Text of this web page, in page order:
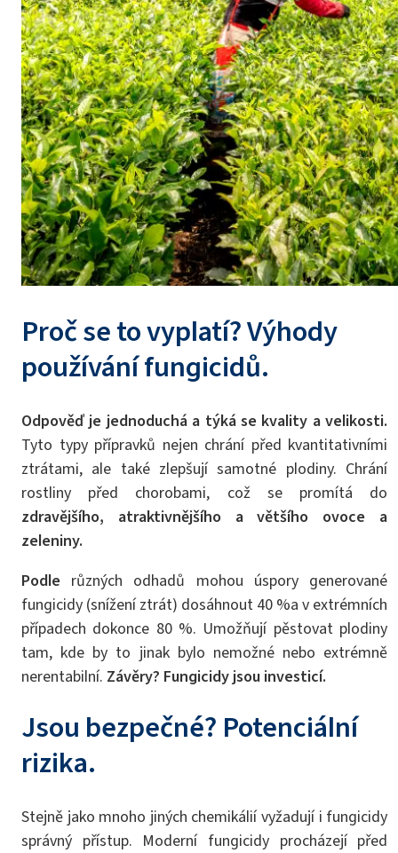
Proč se to vyplatí? Výhody
používání fungicidů.
Odpověď je jednoduchá a týká se kvality a velikosti.
Tyto typy přípravků nejen chrání před kvantitativními
ztrátami, ale také zlepšují samotné plodiny. Chrání
rostliny před chorobami, což se promítá do
zdravějšího, atraktivnějšího a většího ovoce a
zeleniny.
Podle různých odhadů mohou úspory generované
fungicidy (snížení ztrát) dosáhnout 40 %a v extrémních
případech dokonce 80 %. Umožňují pěstovat plodiny
tam, kde by to jinak bylo nemožné nebo extrémně
nerentabilní. Závěry? Fungicidy jsou investicí.
Jsou bezpečné? Potenciální
rizika.
Stejně jako mnoho jiných chemikálií vyžadují i ​​fungicidy
správný přístup. Moderní fungicidy procházejí před